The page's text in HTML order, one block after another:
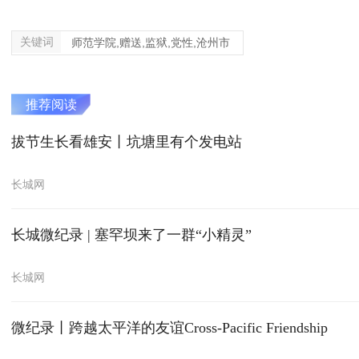
关键词 师范学院,赠送,监狱,党性,沧州市
推荐阅读
拔节生长看雄安丨坑塘里有个发电站
长城网
长城微纪录 | 塞罕坝来了一群“小精灵”
长城网
微纪录丨跨越太平洋的友谊Cross-Pacific Friendship